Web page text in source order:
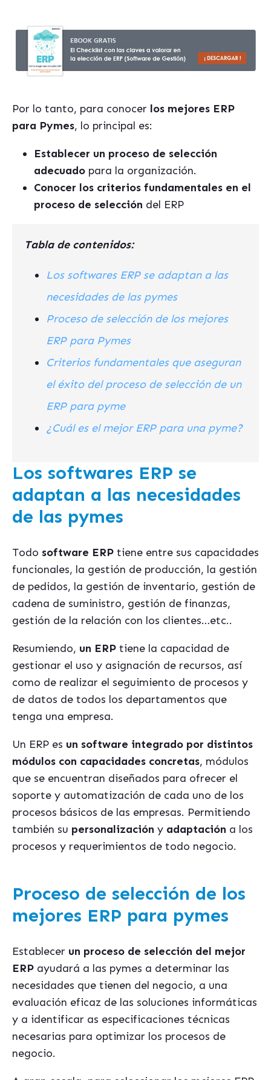
Por lo tanto, para conocer los mejores ERP
para Pymes, lo principal es:
Establecer un proceso de selección
adecuado para la organización.
Conocer los criterios fundamentales en el
proceso de selección del ERP
Tabla de contenidos:
Los softwares ERP se adaptan a las
necesidades de las pymes
Proceso de selección de los mejores
ERP para Pymes
Criterios fundamentales que aseguran
el éxito del proceso de selección de un
ERP para pyme
¿Cuál es el mejor ERP para una pyme?
Los softwares ERP se
adaptan a las necesidades
de las pymes
Todo software ERP tiene entre sus capacidades
funcionales, la gestión de producción, la gestión
de pedidos, la gestión de inventario, gestión de
cadena de suministro, gestión de finanzas,
gestión de la relación con los clientes…etc..
Resumiendo, un ERP tiene la capacidad de
gestionar el uso y asignación de recursos, así
como de realizar el seguimiento de procesos y
de datos de todos los departamentos que
tenga una empresa.
Un ERP es un software integrado por distintos
módulos con capacidades concretas, módulos
que se encuentran diseñados para ofrecer el
soporte y automatización de cada uno de los
procesos básicos de las empresas. Permitiendo
también su personalización y adaptación a los
procesos y requerimientos de todo negocio.
Proceso de selección de los
mejores ERP para pymes
Establecer un proceso de selección del mejor
ERP ayudará a las pymes a determinar las
necesidades que tienen del negocio, a una
evaluación eficaz de las soluciones informáticas
y a identificar as especificaciones técnicas
necesarias para optimizar los procesos de
negocio.